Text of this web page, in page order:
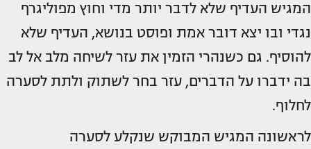
המגיש העדיף שלא לדבר יותר מדי וחוץ מפוליגרף
נגדי ובו יצא דובר אמת ופוסט בנושא, העדיף שלא
להוסיף. גם כשנהרי הזמין את עזר לשיחה מלב אל לב
בה ידברו על הדברים, עזר בחר לשתוק ולתת לסערה
לחלוף.
לראשונה המגיש המבוקש שנקלע לסערה